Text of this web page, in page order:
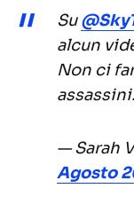
Su
alcun
Non ci
assassini.
— Sarah
Agosto